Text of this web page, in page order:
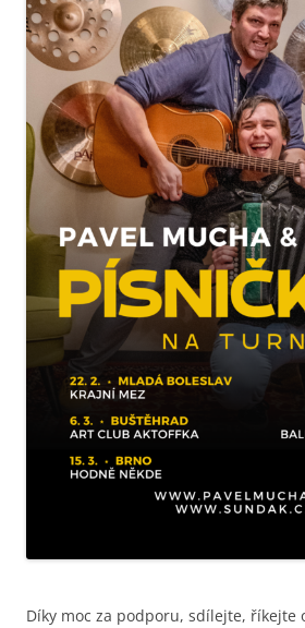
Díky moc za podporu, sdílejte, říkejte